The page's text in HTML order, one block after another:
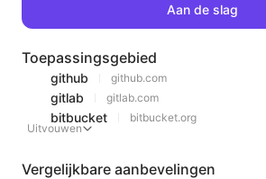
Aan de slag
Toepassingsgebied
github github.com
gitlab gitlab.com
bitbucket
bitbucket.org
Uitvouwen
Vergelijkbare aanbevelingen